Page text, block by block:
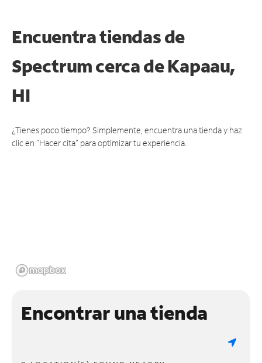
Encuentra tiendas de
Spectrum cerca deKapaau,
HI
¿Tienes poco tiempo? Simplemente, encuentra una tienda y haz
clic en "Hacer cita" para optimizar tu experiencia.
Encontrar una tienda